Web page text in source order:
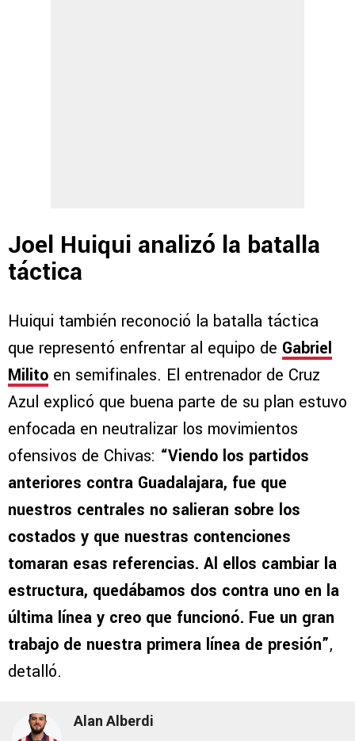
Joel Huiqui analizó la batalla
táctica
Huiqui también reconoció la batalla táctica
que representó enfrentar al equipo de Gabriel
Milito en semifinales. El entrenador de Cruz
Azul explicó que buena parte de su plan estuvo
enfocada en neutralizar los movimientos
ofensivos de Chivas: “Viendo los partidos
anteriores contra Guadalajara, fue que
nuestros centrales no salieran sobre los
costados y que nuestras contenciones
tomaran esas referencias. Al ellos cambiar la
estructura, quedábamos dos contra uno en la
última línea y creo que funcionó. Fue un gran
trabajo de nuestra primera línea de presión”,
detalló.
Alan Alberdi